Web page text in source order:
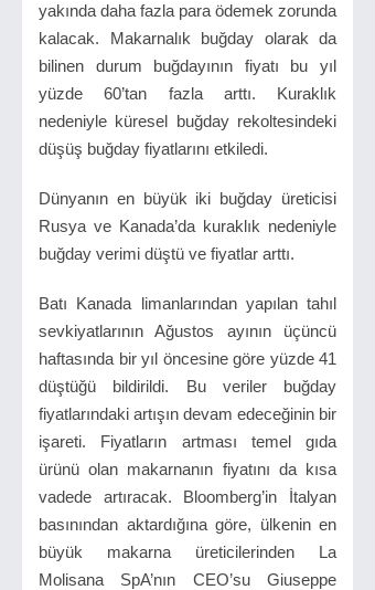
yakında daha fazla para ödemek zorunda
kalacak. Makarnalık buğday olarak da
bilinen durum buğdayının fiyatı bu yıl
yüzde 60’tan fazla arttı. Kuraklık
nedeniyle küresel buğday rekoltesindeki
düşüş buğday fiyatlarını etkiledi.
Dünyanın en büyük iki buğday üreticisi
Rusya ve Kanada’da kuraklık nedeniyle
buğday verimi düştü ve fiyatlar arttı.
Batı Kanada limanlarından yapılan tahıl
sevkiyatlarının Ağustos ayının üçüncü
haftasında bir yıl öncesine göre yüzde 41
düştüğü bildirildi. Bu veriler buğday
fiyatlarındaki artışın devam edeceğinin bir
işareti. Fiyatların artması temel gıda
ürünü olan makarnanın fiyatını da kısa
vadede artıracak. Bloomberg’in İtalyan
basınından aktardığına göre, ülkenin en
büyük makarna üreticilerinden La
Molisana SpA’nın CEO’su Giuseppe